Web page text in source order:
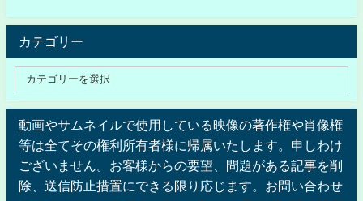
カテゴリー
動画やサムネイルで使用している映像の著作権や肖像権
等は全てその権利所有者様に帰属いたします。申しわけ
ございません。お客様からの要望、問題がある記事を削
除、送信防止措置にできる限り応じます。お問い合わせ